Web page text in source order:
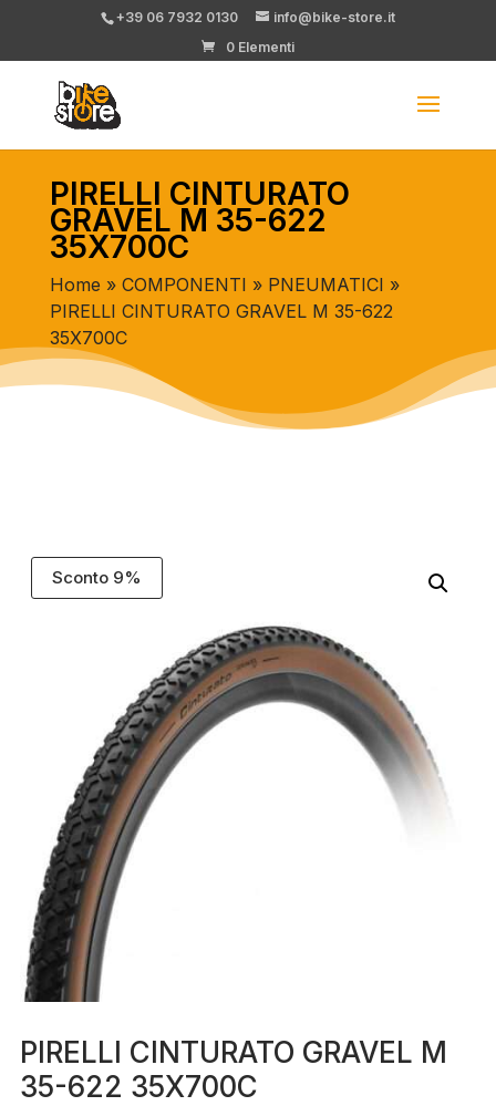
+39 06 7932 0130
info@bike-store.it
0 Elementi
PIRELLI CINTURATO
GRAVEL M 35-622
35X700C
Home » COMPONENTI » PNEUMATICI »
PIRELLI CINTURATO GRAVEL M 35-622
35X700C
Sconto 9%
PIRELLI CINTURATO GRAVEL M
35-622 35X700C